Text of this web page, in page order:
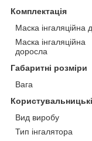
Комплектація
Маска інгаляційна
Маска інгаляційна
доросла
Габаритні розміри
Вага
Вид виробу
Тип інгалятора